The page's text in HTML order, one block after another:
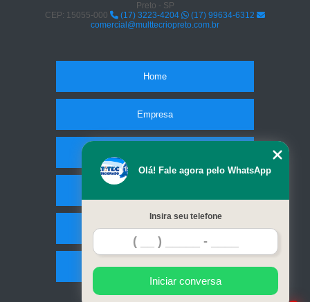
Preto - SP
CEP: 15055-000
(17) 3223-4204
(17) 99634-6312
comercial@multtecriopreto.com.br
Home
Empresa
Contato
Mapa do site
Olá! Fale agora pelo WhatsApp
Insira seu telefone
Iniciar conversa